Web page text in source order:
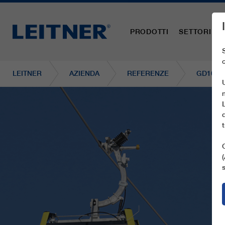
PRODOTTI SETTORI
LEITNER AZIENDA REFERENZE GD10